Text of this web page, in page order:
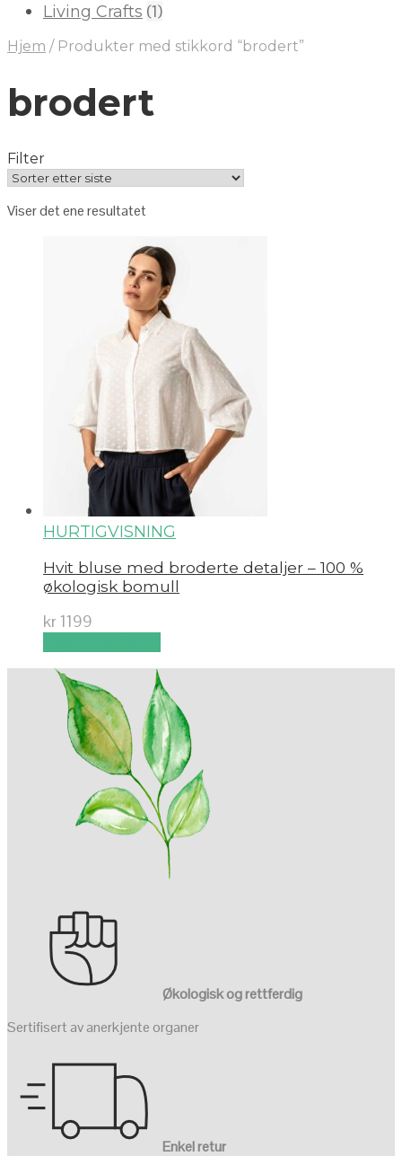
Living Crafts (1)
Hjem / Produkter med stikkord “brodert”
brodert
Filter
Viser det ene resultatet
HURTIGVISNING
Hvit bluse med broderte detaljer – 100 %
økologisk bomull
kr 1199
Økologisk og rettferdig
Sertifisert av anerkjente organer
Enkel retur